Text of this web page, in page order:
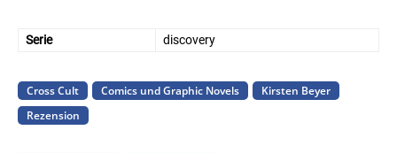
Serie discovery
Cross Cult Comics und Graphic Novels
Kirsten Beyer
Rezension